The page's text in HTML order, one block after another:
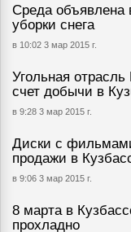
Среда объявлена
уборки снега
в 10:02 3 мар 2015 г.
Угольная
счет добычи в
в 9:28 3 мар 2015 г.
Диски с
продажи в
в 9:06 3 мар 2015 г.
8 марта в
прохладно